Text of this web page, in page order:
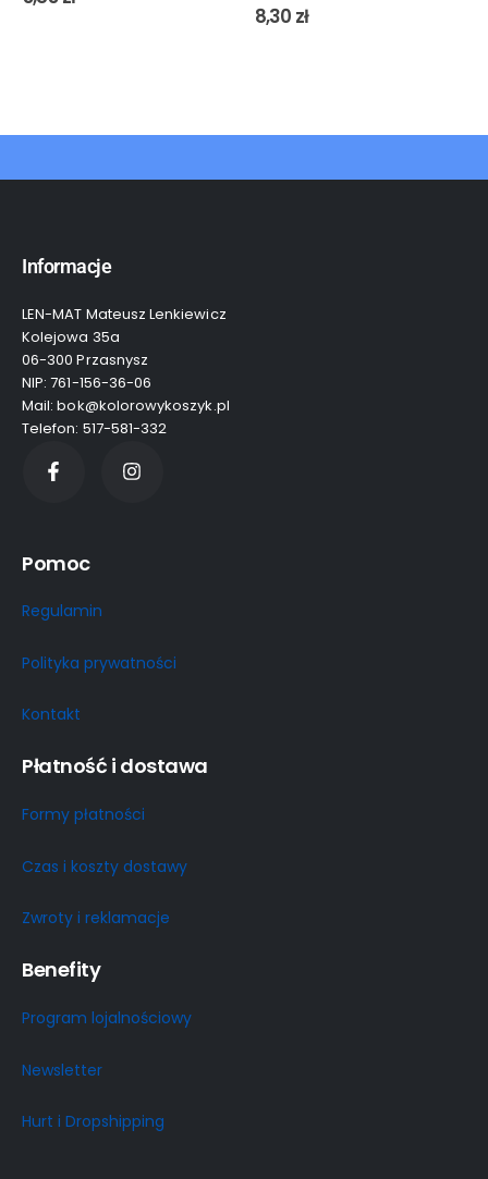
0out of 5
8,30 zł
Informacje
LEN-MAT Mateusz Lenkiewicz
Kolejowa 35a
06-300 Przasnysz
NIP: 761-156-36-06
Mail: bok@kolorowykoszyk.pl
Telefon: 517-581-332
Pomoc
Regulamin
Polityka prywatności
Kontakt
Płatność i dostawa
Formy płatności
Czas i koszty dostawy
Zwroty i reklamacje
Benefity
Program lojalnościowy
Newsletter
Hurt i Dropshipping